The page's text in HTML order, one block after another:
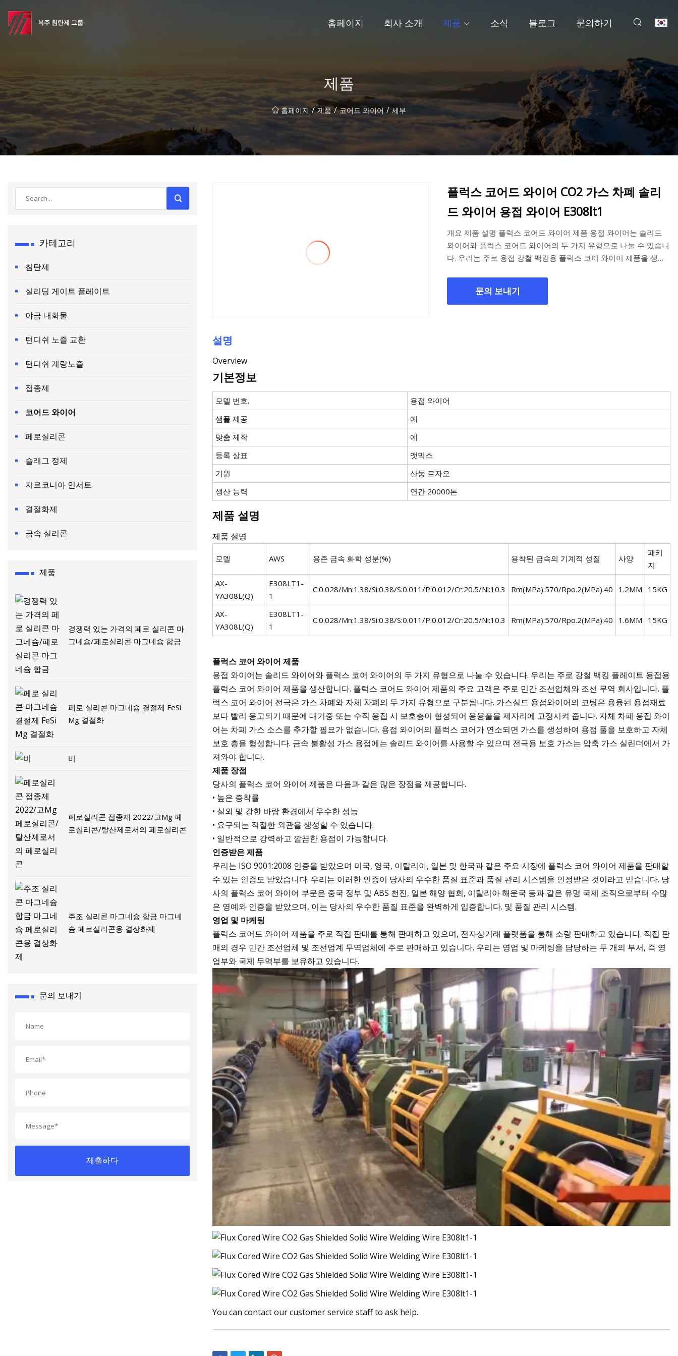
복주 침탄제 그룹 홈페이지 회사 소개 제품 소식 블로그 문의하기
제품
홈페이지 / 제품 / 코어드 와이어 / 세부
카테고리
침탄제
실리딩 게이트 플레이트
야금 내화물
턴디쉬 노즐 교환
턴디쉬 계량노즐
접종제
코어드 와이어
페로실리콘
슬래그 정제
지르코니아 인서트
결절화제
금속 실리콘
제품
경쟁력 있는 가격의 페로 실리콘 마
그네슘/페로실리콘 마그네슘 합금
페로 실리콘 마그네슘 결절제 FeSi
Mg 결절화
비
페로실리콘 접종제 2022/고Mg 페
로실리콘/탈산제로서의 페로실리콘
주조 실리콘 마그네슘 합금 마그네
슘 페로실리콘용 결상화제
문의 보내기
제출하다
플럭스 코어드 와이어 CO2 가스 차폐 솔리
드 와이어 용접 와이어 E308lt1
개요 제품 설명 플럭스 코어드 와이어 제품 용접 와이어는 솔리드
와이어와 플럭스 코어드 와이어의 두 가지 유형으로 나눌 수 있습니
다. 우리는 주로 용접 강철 백킹용 플럭스 코어 와이어 제품을 생산
문의 보내기
설명
Overview
기본정보
모델 번호.
용접 와이어
샘플 제공
예
맞춤 제작
예
등록 상표
앳믹스
기원
산둥 르자오
생산 능력
연간 20000톤
제품 설명
제품 설명
모델 AWS 용존 금속 화학 성분(%) 용착된 금속의 기계적 성질 사양
패키
지
AX-
YA308L(Q)
E308LT1-
1
C:0.028/Mn:1.38/Si:0.38/S:0.011/P:0.012/Cr:20.5/Ni:10.3 Rm(MPa):570/Rpo.2(MPa):40 1.2MM 15KG
AX-
YA308L(Q)
E308LT1-
1
C:0.028/Mn:1.38/Si:0.38/S:0.011/P:0.012/Cr:20.5/Ni:10.3 Rm(MPa):570/Rpo.2(MPa):40 1.6MM 15KG
플럭스 코어 와이어 제품
용접 와이어는 솔리드 와이어와 플럭스 코어 와이어의 두 가지 유형으로 나눌 수 있습니다. 우리는 주로 강철 백킹 플레이트 용접용
플럭스 코어 와이어 제품을 생산합니다. 플럭스 코어드 와이어 제품의 주요 고객은 주로 민간 조선업체와 조선 무역 회사입니다. 플
럭스 코어 와이어 전극은 가스 차폐와 자체 차폐의 두 가지 유형으로 구분됩니다. 가스실드 용접와이어의 코팅은 용융된 용접재료
보다 빨리 응고되기 때문에 대기중 또는 수직 용접 시 보호층이 형성되어 용융풀을 제자리에 고정시켜 줍니다. 자체 차폐 용접 와이
어는 차폐 가스 소스를 추가할 필요가 없습니다. 용접 와이어의 플럭스 코어가 연소되면 가스를 생성하여 용접 풀을 보호하고 자체
보호 층을 형성합니다. 금속 불활성 가스 용접에는 솔리드 와이어를 사용할 수 있으며 전극용 보호 가스는 압축 가스 실린더에서 가
져와야 합니다.
제품 장점
당사의 플럭스 코어 와이어 제품은 다음과 같은 많은 장점을 제공합니다.
• 높은 증착률
• 실외 및 강한 바람 환경에서 우수한 성능
• 요구되는 적절한 외관을 생성할 수 있습니다.
• 일반적으로 강력하고 깔끔한 용접이 가능합니다.
인증받은 제품
우리는 ISO 9001:2008 인증을 받았으며 미국, 영국, 이탈리아, 일본 및 한국과 같은 주요 시장에 플럭스 코어 와이어 제품을 판매할
수 있는 인증도 받았습니다. 우리는 이러한 인증이 당사의 우수한 품질 표준과 품질 관리 시스템을 인정받은 것이라고 믿습니다. 당
사의 플럭스 코어 와이어 부문은 중국 정부 및 ABS 천진, 일본 해양 협회, 이탈리아 해운국 등과 같은 유명 국제 조직으로부터 수많
은 영예와 인증을 받았으며, 이는 당사의 우수한 품질 표준을 완벽하게 입증합니다. 및 품질 관리 시스템.
영업 및 마케팅
플럭스 코어드 와이어 제품을 주로 직접 판매를 통해 판매하고 있으며, 전자상거래 플랫폼을 통해 소량 판매하고 있습니다. 직접 판
매의 경우 민간 조선업체 및 조선업계 무역업체에 주로 판매하고 있습니다. 우리는 영업 및 마케팅을 담당하는 두 개의 부서, 즉 영
업부와 국제 무역부를 보유하고 있습니다.
You can contact our customer service staff to ask help.